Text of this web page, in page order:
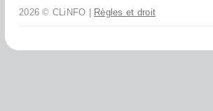
2026 © CLiNFO | Règles et droit